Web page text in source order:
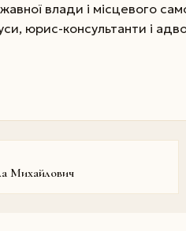
влади і місцевого
юрис-консультанти і
Михайлович